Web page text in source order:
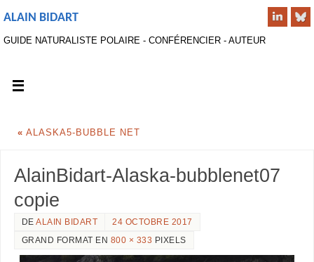
ALAIN BIDART
GUIDE NATURALISTE POLAIRE - CONFÉRENCIER - AUTEUR
« ALASKA5-BUBBLE NET
AlainBidart-Alaska-bubblenet07
copie
DEALAIN BIDART
24 OCTOBRE 2017
GRAND FORMAT EN 800 × 333 PIXELS